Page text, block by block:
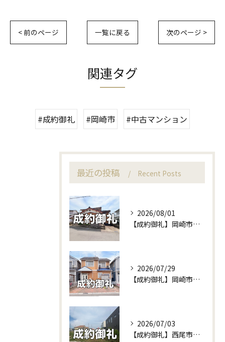
< 前のページ 一覧に戻る 次のページ >
関連タグ
#成約御礼 #岡崎市 #中古マンション
最近の投稿 Recent Posts
2026/08/01
【成約御礼】岡崎市東牧内町の土地が無事にご成約！他社で苦戦中の不動産売却もセンチュリー21W不動産販売にお任せください！
2026/07/29
【成約御礼】岡崎市渡町の中古戸建がご成約となりました！＆新規販売予告も♪
2026/07/03
【成約御礼】西尾市富山の土地をご成約いただきました！相続不動産の賢い活用法と建て替えのリアルな事例をご紹介✨